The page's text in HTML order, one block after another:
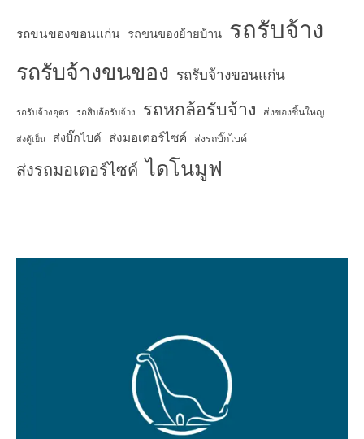
รถขนของขอนแก่น รถขนของย้ายบ้าน รถรับจ้าง
รถรับจ้างขนของ รถรับจ้างขอนแก่น
รถรับจ้างอุดร รถสิบล้อรับจ้าง รถหกล้อรับจ้าง ส่งของชิ้นใหญ่
ส่งตู้เย็น ส่งบิ๊กไบค์ ส่งมอเตอร์ไซค์ ส่งรถบิ๊กไบค์
ส่งรถมอเตอร์ไซค์ ไดโนมูฟ